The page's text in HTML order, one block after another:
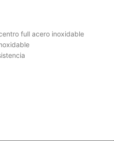
full acero inoxidable